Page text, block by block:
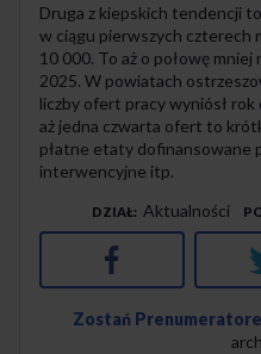
Druga z kiepskich tendencji
w ciągu pierwszych czterech
10 000. To aż o połowę
2025. W powiatach
liczby ofert pracy wyniósł
aż jedna czwarta ofert to
płatne etaty dofinansowane
interwencyjne itp.
DZIAŁ Aktualności
Zostań